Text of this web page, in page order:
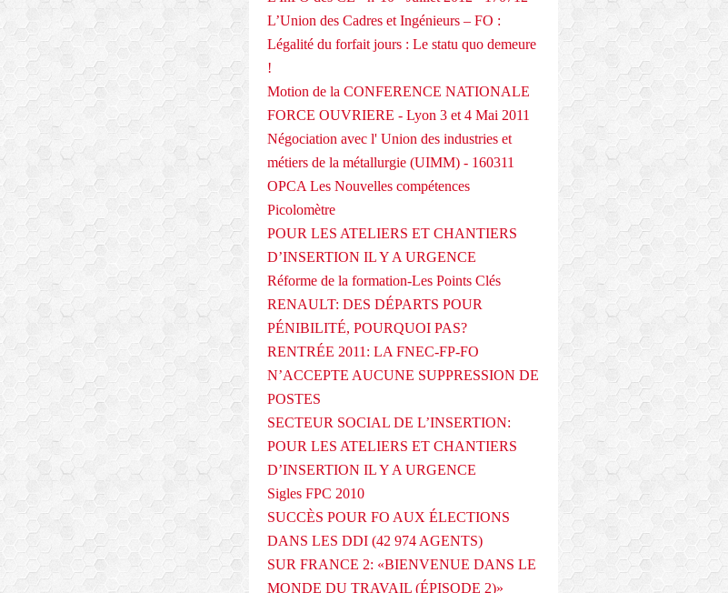
L’Union des Cadres et Ingénieurs – FO :
Légalité du forfait jours : Le statu quo demeure
!
Motion de la CONFERENCE NATIONALE
FORCE OUVRIERE - Lyon 3 et 4 Mai 2011
Négociation avec l' Union des industries et
métiers de la métallurgie (UIMM) - 160311
OPCA Les Nouvelles compétences
Picolomètre
POUR LES ATELIERS ET CHANTIERS
D’INSERTION IL Y A URGENCE
Réforme de la formation-Les Points Clés
RENAULT: DES DÉPARTS POUR
PÉNIBILITÉ, POURQUOI PAS?
RENTRÉE 2011: LA FNEC-FP-FO
N’ACCEPTE AUCUNE SUPPRESSION DE
POSTES
SECTEUR SOCIAL DE L’INSERTION:
POUR LES ATELIERS ET CHANTIERS
D’INSERTION IL Y A URGENCE
Sigles FPC 2010
SUCCÈS POUR FO AUX ÉLECTIONS
DANS LES DDI (42 974 AGENTS)
SUR FRANCE 2: «BIENVENUE DANS LE
MONDE DU TRAVAIL (ÉPISODE 2)»